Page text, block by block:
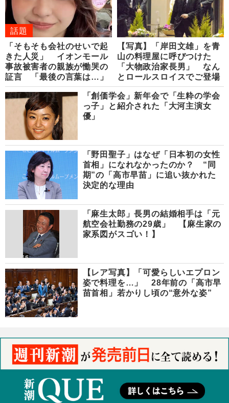
話題
「そもそも会社のせいで起
きた人災」 イオンモール
事故被害者の親族が慟哭の
証言 「最後の言葉は…」
【写真】「岸田文雄」を青
山の料理屋に呼びつけた
「大物政治家長男」 なん
とロールスロイスでご登場
「創価学会」新年会で「生粋の学会
っ子」と紹介された「大河主演女
優」
「野田聖子」はなぜ「日本初の女性
首相」になれなかったのか？ “同
期”の「高市早苗」に追い抜かれた
決定的な理由
「麻生太郎」長男の結婚相手は「元
航空会社勤務の29歳」 【麻生家の
家系図がスゴい！】
【レア写真】「可愛らしいエプロン
姿で料理を…」 28年前の「高市早
苗首相」若かりし頃の“意外な姿”